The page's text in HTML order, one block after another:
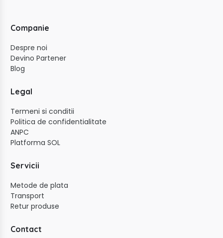
Companie
Despre noi
Devino Partener
Blog
Legal
Termeni si conditii
Politica de confidentialitate
ANPC
Platforma SOL
Servicii
Metode de plata
Transport
Retur produse
Contact